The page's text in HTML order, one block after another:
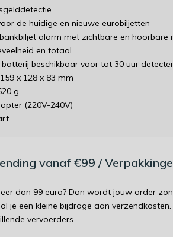
de huidige en nieuwe eurobiljetten
alarm met zichtbare en hoorbare
en totaal
beschikbaar voor tot 30 uur
x 128 x 83 mm
g
(220V-240V)
vanaf €99 /
dan 99 euro? Dan wordt jouw order
je een kleine bijdrage aan
vervoerders.